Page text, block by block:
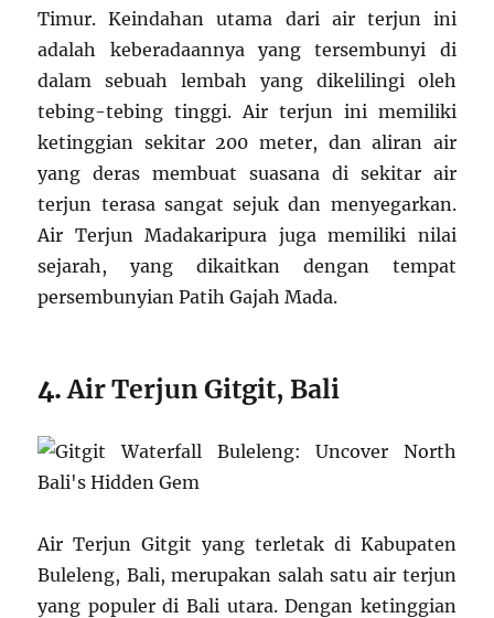
Timur. Keindahan utama dari air terjun ini
adalah keberadaannya yang tersembunyi di
dalam sebuah lembah yang dikelilingi oleh
tebing-tebing tinggi. Air terjun ini memiliki
ketinggian sekitar 200 meter, dan aliran air
yang deras membuat suasana di sekitar air
terjun terasa sangat sejuk dan menyegarkan.
Air Terjun Madakaripura juga memiliki nilai
sejarah, yang dikaitkan dengan tempat
persembunyian Patih Gajah Mada.
4.Air Terjun Gitgit, Bali
Air Terjun Gitgit yang terletak di Kabupaten
Buleleng, Bali, merupakan salah satu air terjun
yang populer di Bali utara. Dengan ketinggian